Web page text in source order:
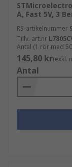
A, Fast 5V, 3
RS-artikelnummer
Tillv. art.nr
Antal (1 rör med
145,80 kr(exkl.
Antal